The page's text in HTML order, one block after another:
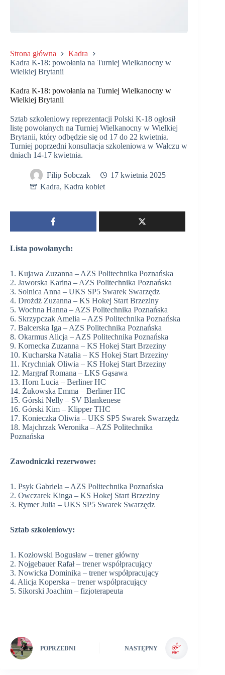
Strona główna
Kadra
Kadra K-18: powołania na Turniej Wielkanocny w
Wielkiej Brytanii
Kadra K-18: powołania na Turniej Wielkanocny w
Wielkiej Brytanii
Sztab szkoleniowy reprezentacji Polski K-18 ogłosił
listę powołanych na Turniej Wielkanocny w Wielkiej
Brytanii, który odbędzie się od 17 do 22 kwietnia.
Turniej poprzedni konsultacja szkoleniowa w Wałczu w
dniach 14-17 kwietnia.
Filip Sobczak
17 kwietnia 2025
Kadra, Kadra kobiet
Lista powołanych:
1. Kujawa Zuzanna – AZS Politechnika Poznańska
2. Jaworska Karina – AZS Politechnika Poznańska
3. Solnica Anna – UKS SP5 Swarek Swarzędz
4. Drożdż Zuzanna – KS Hokej Start Brzeziny
5. Wochna Hanna – AZS Politechnika Poznańska
6. Skrzypczak Amelia – AZS Politechnika Poznańska
7. Balcerska Iga – AZS Politechnika Poznańska
8. Okarmus Alicja – AZS Politechnika Poznańska
9. Kornecka Zuzanna – KS Hokej Start Brzeziny
10. Kucharska Natalia – KS Hokej Start Brzeziny
11. Krychniak Oliwia – KS Hokej Start Brzeziny
12. Margraf Romana – LKS Gąsawa
13. Horn Lucia – Berliner HC
14. Żukowska Emma – Berliner HC
15. Górski Nelly – SV Blankenese
16. Górski Kim – Klipper THC
17. Konieczka Oliwia – UKS SP5 Swarek Swarzędz
18. Majchrzak Weronika – AZS Politechnika
Poznańska
Zawodniczki rezerwowe:
1. Psyk Gabriela – AZS Politechnika Poznańska
2. Owczarek Kinga – KS Hokej Start Brzeziny
3. Rymer Julia – UKS SP5 Swarek Swarzędz
Sztab szkoleniowy:
1. Kozłowski Bogusław – trener główny
2. Nojgebauer Rafał – trener współpracujący
3. Nowicka Dominika – trener współpracujący
4. Alicja Koperska – trener współpracujący
5. Sikorski Joachim – fizjoterapeuta
POPRZEDNI NASTĘPNY